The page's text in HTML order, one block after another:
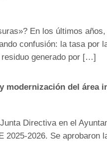
En los últimos
confusión: la tasa
residuo generado por […]
modernización del área
Directiva en el
2025-2026. Se